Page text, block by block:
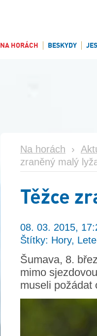
NA HORÁCH BESKYDY
Na horách ›
zraněný malý
Těžce
08. 03. 2015,
Štítky: Hory,
Šumava, 8.
mimo
museli požádat